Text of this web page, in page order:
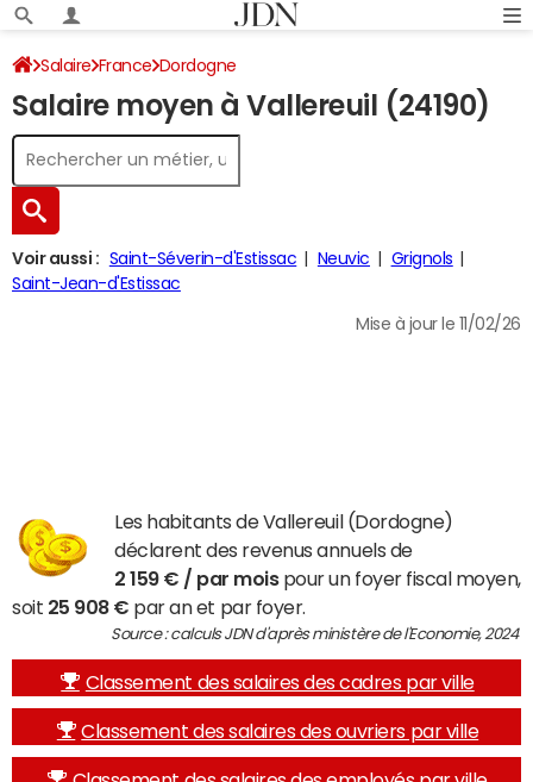
Salaire France Dordogne
Salaire moyen à Vallereuil (24190)
Voir aussi : Saint-Séverin-d'Estissac Neuvic
Grignols
Saint-Jean-d'Estissac
Mise à jour le 11/02/26
Les habitants de Vallereuil (Dordogne)
déclarent des revenus annuels de
2 159 € / par moispour un foyer fiscal moyen,
soit 25 908 € par an et par foyer.
Source : calculs JDN d'après ministère de l'Economie, 2024
Classement des salaires des cadres par ville
Classement des salaires des ouvriers par ville